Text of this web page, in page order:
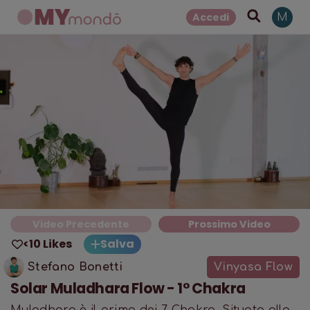
Accedi M
Video Precedente Prossimo Video
<10 Likes Salva
Stefano Bonetti Vinyasa Flow
Solar Muladhara Flow - 1° Chakra